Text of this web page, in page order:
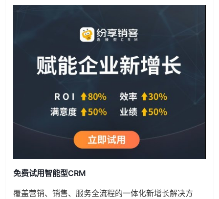
免费试用智能型CRM
覆盖营销、销售、服务全流程的一体化新增长解决方